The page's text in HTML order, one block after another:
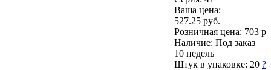
Ваша цена:
527.25 руб.
Розничная цена: 703 р
Наличие: Под заказ
10 недель
Штук в упаковке: 20 ?